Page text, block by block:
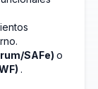
SAFe) o
.